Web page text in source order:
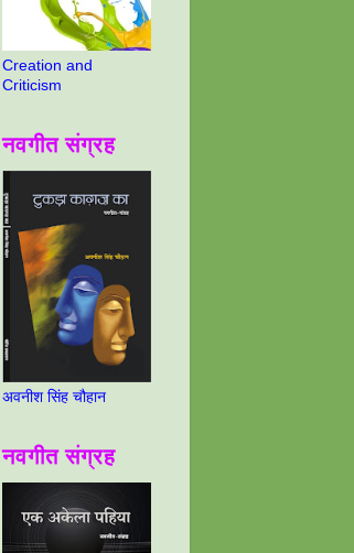
Creation and
Criticism
नवगीत संग्रह
अवनीश सिंह चौहान
नवगीत संग्रह